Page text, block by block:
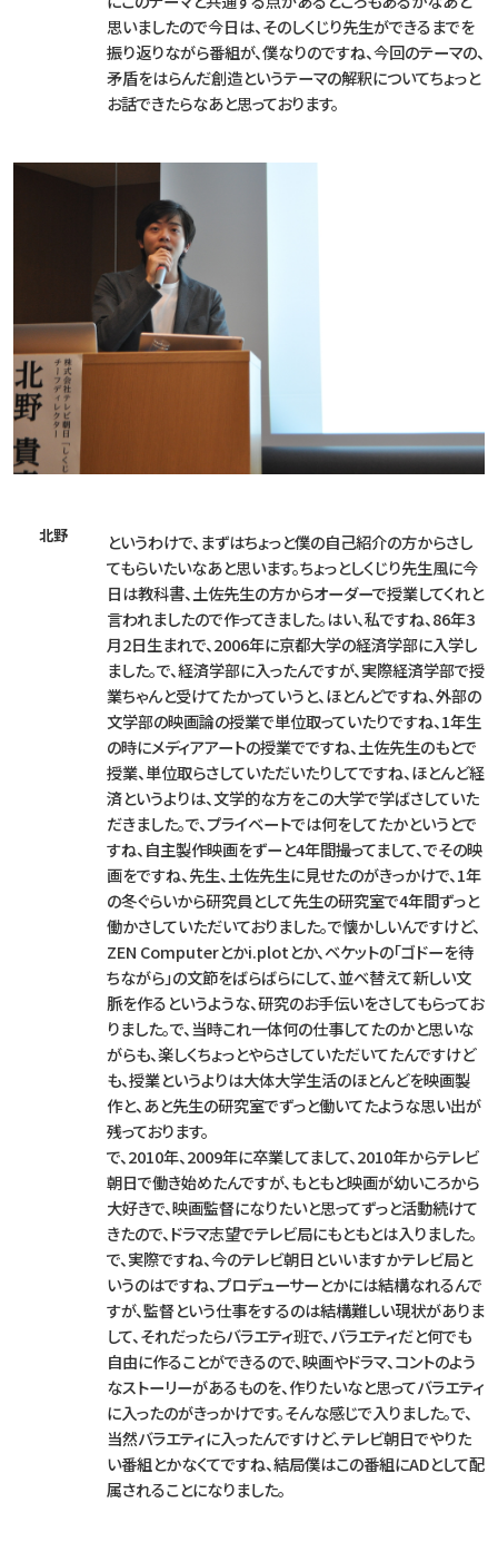
思いましたので今日は、そのしくじり先生ができるまでを
振り返りながら番組が、僕なりのですね、今回のテーマの、
矛盾をはらんだ創造というテーマの解釈についてちょっと
お話できたらなあと思っております。
北野
というわけで、まずはちょっと僕の自己紹介の方からさし
てもらいたいなあと思います。ちょっとしくじり先生風に今
日は教科書、土佐先生の方からオーダーで授業してくれと
言われましたので作ってきました。はい、私ですね、86年3
月2日生まれで、2006年に京都大学の経済学部に入学し
ました。で、経済学部に入ったんですが、実際経済学部で授
業ちゃんと受けてたかっていうと、ほとんどですね、外部の
文学部の映画論の授業で単位取っていたりですね、1年生
の時にメディアアートの授業でですね、土佐先生のもとで
授業、単位取らさしていただいたりしてですね、ほとんど経
済というよりは、文学的な方をこの大学で学ばさしていた
だきました。で、プライベートでは何をしてたかというとで
すね、自主製作映画をずーと4年間撮ってまして、でその映
画をですね、先生、土佐先生に見せたのがきっかけで、1年
の冬ぐらいから研究員として先生の研究室で4年間ずっと
働かさしていただいておりました。で懐かしいんですけど、
ZEN Computerとかi.plotとか、ベケットの「ゴドーを待
ちながら」の文節をばらばらにして、並べ替えて新しい文
脈を作るというような、研究のお手伝いをさしてもらってお
りました。で、当時これ一体何の仕事してたのかと思いな
がらも、楽しくちょっとやらさしていただいてたんですけど
も、授業というよりは大体大学生活のほとんどを映画製
作と、あと先生の研究室でずっと働いてたような思い出が
残っております。
で、2010年、2009年に卒業してまして、2010年からテレビ
朝日で働き始めたんですが、もともと映画が幼いころから
大好きで、映画監督になりたいと思ってずっと活動続けて
きたので、ドラマ志望でテレビ局にもともとは入りました。
で、実際ですね、今のテレビ朝日といいますかテレビ局と
いうのはですね、プロデューサーとかには結構なれるんで
すが、監督という仕事をするのは結構難しい現状がありま
して、それだったらバラエティ班で、バラエティだと何でも
自由に作ることができるので、映画やドラマ、コントのよう
なストーリーがあるものを、作りたいなと思ってバラエティ
に入ったのがきっかけです。そんな感じで入りました。で、
当然バラエティに入ったんですけど、テレビ朝日でやりた
い番組とかなくてですね、結局僕はこの番組にADとして配
属されることになりました。